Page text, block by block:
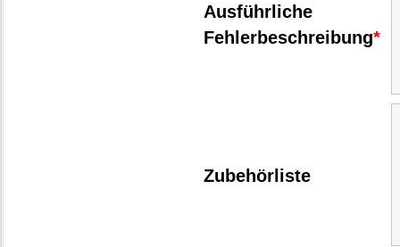
Ausführliche
Fehlerbeschreibung*
Zubehörliste